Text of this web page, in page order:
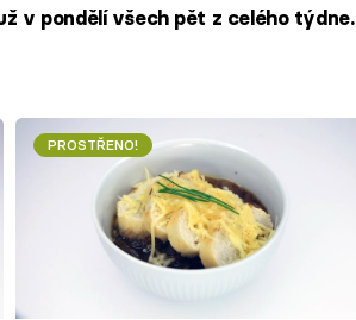
v pondělí všech pět z celého týdne.
PROSTŘENO!